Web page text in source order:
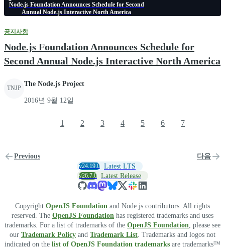
Node.js Foundation Announces Schedule for Second
Annual Node.js Interactive North America
공지사항
Node.js Foundation Announces Schedule for
Second Annual Node.js Interactive North America
TNJP
The Node.js Project
2016년 9월 12일
Previous
1 2 3 4 5 6 7
다음
v24.19.0 Latest LTS
v26.7.0 Latest Release
Copyright OpenJS Foundation and Node.js contributors. All rights
reserved. The OpenJS Foundation has registered trademarks and uses
trademarks. For a list of trademarks of the OpenJS Foundation , please see
our Trademark Policy and Trademark List . Trademarks and logos not
indicated on the list of OpenJS Foundation trademarks are trademarks™